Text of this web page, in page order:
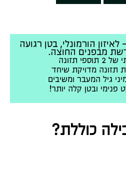
הורמונלי, בטן רגועה
מבפנים החוצה.
שילוב עוצמתי של 2 תוספי תזונה
תזונה מדויקת שיחד
גיל המעבר ומשיבים
פנימי ובטן קלה יותר!
כוללת?